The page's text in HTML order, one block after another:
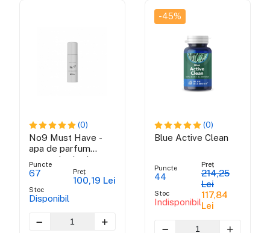
(0)
No9 Must Have -
apa de parfum
pentru barbati
Puncte
67
Stoc
Disponibil
Preț
100,19 Lei
-45%
(0)
Blue Active Clean
Puncte
44
Stoc
Indisponibil
Preț
214,25
Lei
117,84
Lei